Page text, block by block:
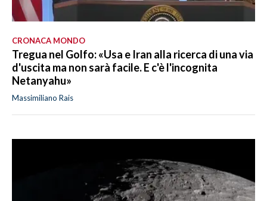
CRONACA MONDO
Tregua nel Golfo: «Usa e Iran alla ricerca di una via
d'uscita ma non sarà facile. E c'è l'incognita
Netanyahu»
Massimiliano Rais